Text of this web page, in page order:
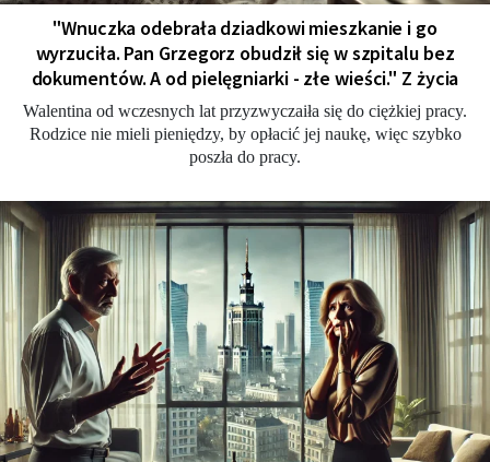
"Wnuczka odebrała dziadkowi mieszkanie i go
wyrzuciła. Pan Grzegorz obudził się w szpitalu bez
dokumentów. A od pielęgniarki - złe wieści." Z życia
Walentina od wczesnych lat przyzwyczaiła się do ciężkiej pracy.
Rodzice nie mieli pieniędzy, by opłacić jej naukę, więc szybko
poszła do pracy.